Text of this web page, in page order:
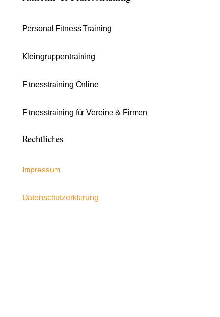
Personal Fitness Training
Kleingruppentraining
Fitnesstraining Online
Fitnesstraining für Vereine & Firmen
Rechtliches
Impressum
Datenschutzerklärung